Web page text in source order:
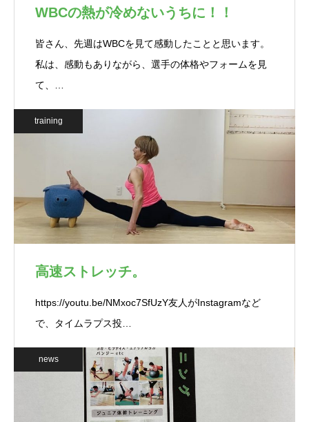
WBCの熱が冷めないうちに！！
皆さん、先週はWBCを見て感動したことと思います。
私は、感動もありながら、選手の体格やフォームを見
て、…
training
高速ストレッチ。
https://youtu.be/NMxoc7SfUzY友人がInstagramなど
で、タイムラプス投…
news